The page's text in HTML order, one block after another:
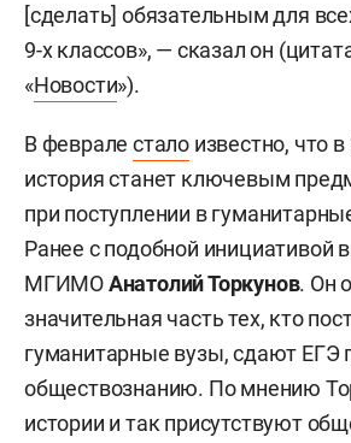
[сделать] обязательным для
9-х классов», — сказал он
«Новости»).
В февралестало известно, что
история станет ключевым
при поступлении в
Ранее с подобной инициативой
МГИМОАнатолий Торкунов. Он
значительная часть тех, кто
гуманитарные вузы, сдают ЕГЭ
обществознанию. По мнению
истории и так присутствуют